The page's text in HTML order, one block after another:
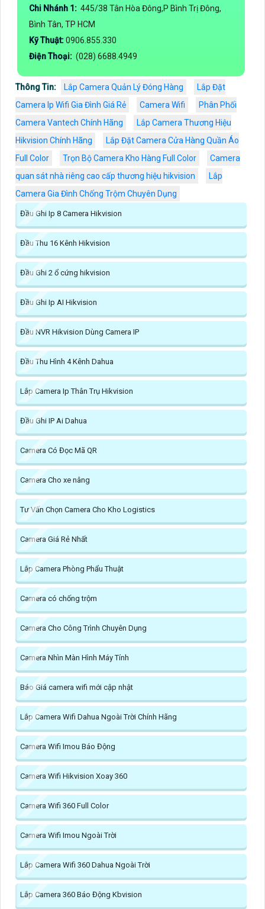
Chi Nhánh 1: 445/38 Tân Hòa Đông,P Bình Trị Đông,
Bình Tân, TP HCM
Kỹ Thuật:0906.855.330
Điện Thoại: (028) 6688.4949
Thông Tin: Lắp Camera Quản Lý Đóng Hàng
Lắp Đặt
Camera Ip Wifi Gia Đình Giá Rẻ
Camera Wifi
Phân Phối
Camera Vantech Chính Hãng
Lắp Camera Thương Hiệu
Hikvision Chính Hãng
Lắp Đặt Camera Cửa Hàng Quần Áo
Full Color
Trọn Bộ Camera Kho Hàng Full Color
Camera
quan sát nhà riêng cao cấp thương hiệu hikvision
Lắp
Camera Gia Đình Chống Trộm Chuyên Dụng
Đầu Ghi Ip 8 Camera Hikvision
Đầu Thu 16 Kênh Hikvision
Đầu Ghi 2 ổ cứng hikvision
Đầu Ghi Ip AI Hikvision
Đầu NVR Hikvision Dùng Camera IP
Đầu Thu Hình 4 Kênh Dahua
Lắp Camera Ip Thân Trụ Hikvision
Đầu Ghi IP Ai Dahua
Camera Có Đọc Mã QR
Camera Cho xe nâng
Tư Vấn Chọn Camera Cho Kho Logistics
Camera Giá Rẻ Nhất
Lắp Camera Phòng Phẩu Thuật
Camera có chống trộm
Camera Cho Công Trình Chuyên Dụng
Camera Nhìn Màn Hình Máy Tính
Báo Giá camera wifi mới cập nhật
Lắp Camera Wifi Dahua Ngoài Trời Chính Hãng
Camera Wifi Imou Báo Động
Camera Wifi Hikvision Xoay 360
Camera Wifi 360 Full Color
Camera Wifi Imou Ngoài Trời
Lắp Camera Wifi 360 Dahua Ngoài Trời
Lắp Camera 360 Báo Động Kbvision